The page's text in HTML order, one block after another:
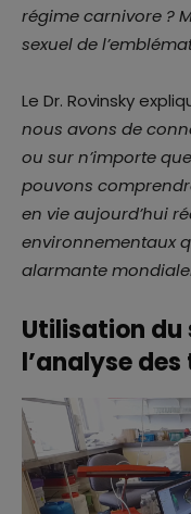
régime carnivore ?
sexuel de
Le Dr. Rovinsky
nous avons de
ou sur n’importe
pouvons
en vie aujourd’hui
environnementaux
alarmante
Utilisation du
l’analyse